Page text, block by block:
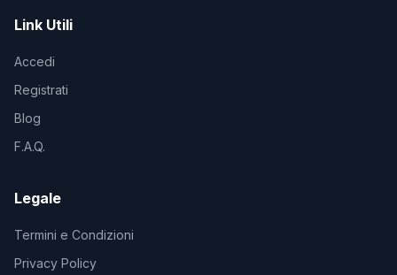
Link Utili
Accedi
Registrati
Blog
F.A.Q.
Legale
Termini e Condizioni
Privacy Policy